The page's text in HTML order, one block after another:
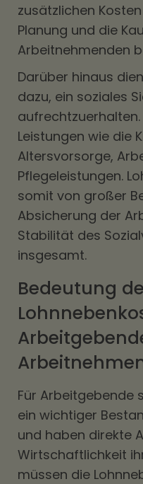
zusätzlichen
Planung und die
Arbeitnehmenden
Darüber hinaus
dazu, ein soziales
aufrechtzuerhalten.
Leistungen wie die
Altersvorsorge,
Pflegeleistungen.
somit von großer
Absicherung der
Stabilität des
insgesamt.
Bedeutung
Für Arbeitgebende
ein wichtiger
und haben direkte
Wirtschaftlichkeit
müssen die